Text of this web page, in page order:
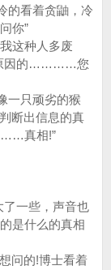
的看着贪鼬，冷
你”
这种人多废
原因的…………您
只顽劣的猴
断出信息的真
……真相!”
一些，声音也
是什么的真相
问的!博士看着